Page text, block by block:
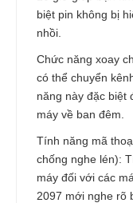
biệt pin không bị
nhồi.
Chức năng xoay
có thể chuyển
năng này đặc biệt
máy về ban đêm.
Tính năng mã
chống nghe lén):
máy đối với các
2097 mới nghe rõ